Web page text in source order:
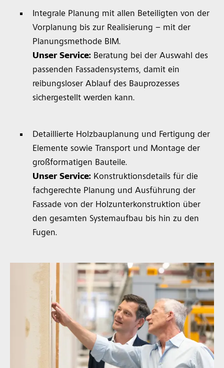
Integrale Planung mit allen Beteiligten von der
Vorplanung bis zur Realisierung – mit der
Planungsmethode BIM.
Unser Service: Beratung bei der Auswahl des
passenden Fassadensystems, damit ein
reibungsloser Ablauf des Bauprozesses
sichergestellt werden kann.
Detaillierte Holzbauplanung und Fertigung der
Elemente sowie Transport und Montage der
großformatigen Bauteile.
Unser Service: Konstruktionsdetails für die
fachgerechte Planung und Ausführung der
Fassade von der Holzunterkonstruktion über
den gesamten Systemaufbau bis hin zu den
Fugen.